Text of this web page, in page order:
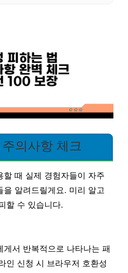
의사항 체크
할 때 실제 경험자들이 자주
을 알려드릴게요. 미리 알고
할 수 있습니다.
게서 반복적으로 나타나는 패
인 신청 시 브라우저 호환성